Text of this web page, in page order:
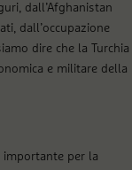
dall’Afghanistan
dall’occupazione
dire che la Turchia
e militare della
importante per la